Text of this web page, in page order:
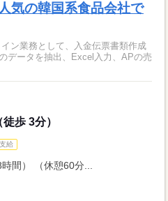
気の韓国系食品会社で
ン業務として、入金伝票書類作成
データを抽出、Excel入力、APの売
歩 3分）
給
間） （休憩60分...